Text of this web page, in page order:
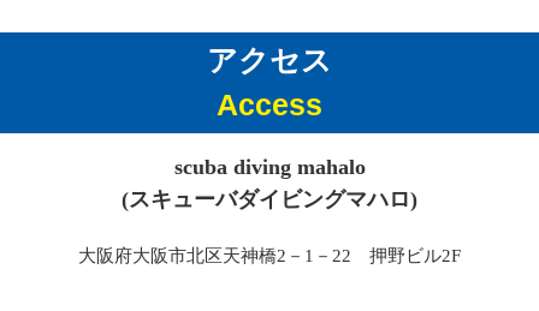
アクセス
Access
scuba diving mahalo
(スキューバダイビングマハロ)
大阪府大阪市北区天神橋2－1－22 押野ビル2F